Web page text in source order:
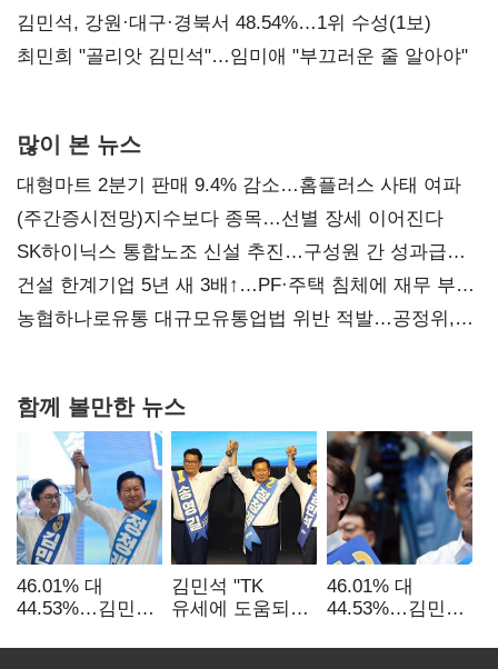
(2보)
김민석, 강원·대구·경북서 48.54%…1위 수성(1보)
최민희 "골리앗 김민석"…임미애 "부끄러운 줄 알아야"
많이 본 뉴스
대형마트 2분기 판매 9.4% 감소…홈플러스 사태 여파
(주간증시전망)지수보다 종목…선별 장세 이어진다
SK하이닉스 통합노조 신설 추진…구성원 간 성과급
불만 확산
건설 한계기업 5년 새 3배↑…PF·주택 침체에 재무 부담
확대
농협하나로유통 대규모유통업법 위반 적발…공정위,
함께 볼만한 뉴스
46.01% 대
44.53%…김민석·
'초박빙'(종합
김민석 "TK
유세에 도움되는
"벌써 대표된 양
46.01% 대
44.53%…김민석·
'초박빙'(종합)